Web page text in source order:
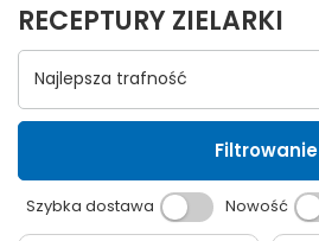
RECEPTURY ZIELARKI
Wybierz sortowanie
Najlepsza trafność
Filtrowanie
Szybka dostawa Nowość